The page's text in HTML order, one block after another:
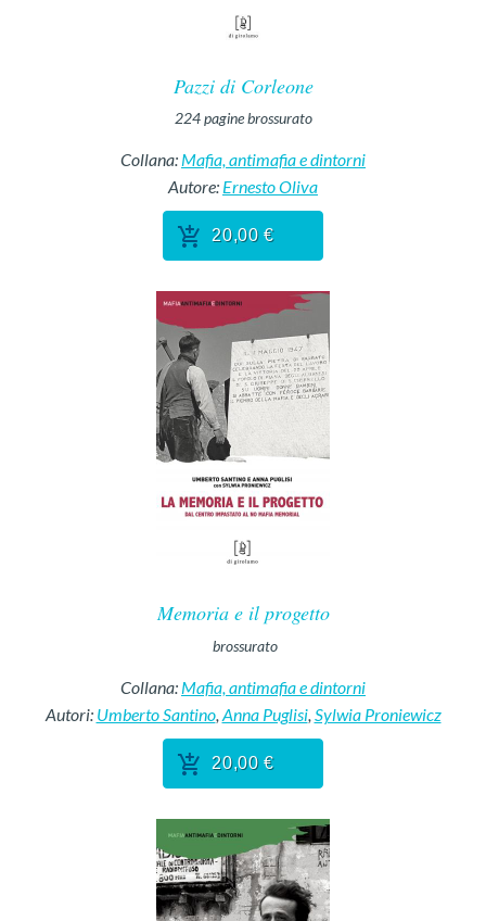
Pazzi di Corleone
224pagine brossurato
Collana: Mafia, antimafia e dintorni
Autore: Ernesto Oliva
20,00 €
Memoria e il progetto
brossurato
Collana: Mafia, antimafia e dintorni
Autori: Umberto Santino, Anna Puglisi, Sylwia Proniewicz
20,00 €